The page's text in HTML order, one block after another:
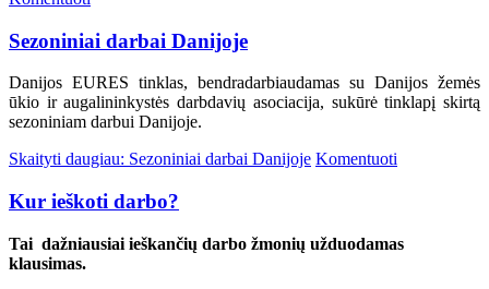
Sezoniniai darbai Danijoje
Danijos EURES tinklas, bendradarbiaudamas su Danijos žemės
ūkio ir augalininkystės darbdavių asociacija, sukūrė tinklapį skirtą
sezoniniam darbui Danijoje.
Skaityti daugiau: Sezoniniai darbai Danijoje Komentuoti
Kur ieškoti darbo?
Tai dažniausiai ieškančių darbo žmonių užduodamas
klausimas.